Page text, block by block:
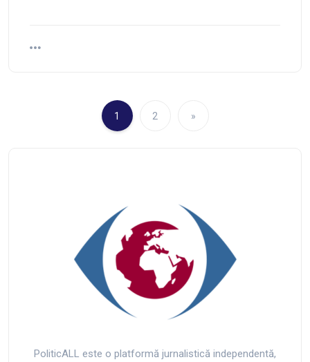
1 2 »
PoliticALL este o platformă jurnalistică independentă,